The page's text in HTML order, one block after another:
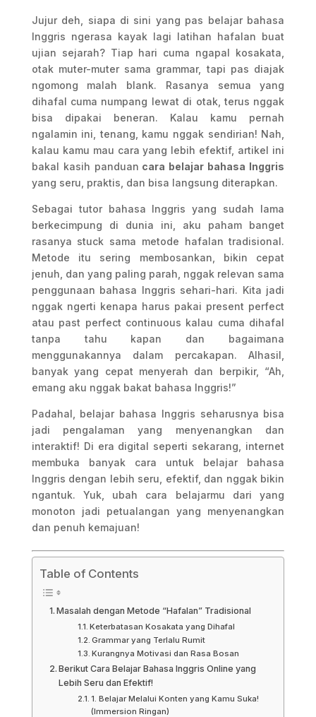
Jujur deh, siapa di sini yang pas belajar bahasa
Inggris ngerasa kayak lagi latihan hafalan buat
ujian sejarah? Tiap hari cuma ngapal kosakata,
otak muter-muter sama grammar, tapi pas diajak
ngomong malah blank. Rasanya semua yang
dihafal cuma numpang lewat di otak, terus nggak
bisa dipakai beneran. Kalau kamu pernah
ngalamin ini, tenang, kamu nggak sendirian! Nah,
kalau kamu mau cara yang lebih efektif, artikel ini
bakal kasih panduan cara belajar bahasa Inggris
yang seru, praktis, dan bisa langsung diterapkan.
Sebagai tutor bahasa Inggris yang sudah lama
berkecimpung di dunia ini, aku paham banget
rasanya stuck sama metode hafalan tradisional.
Metode itu sering membosankan, bikin cepat
jenuh, dan yang paling parah, nggak relevan sama
penggunaan bahasa Inggris sehari-hari. Kita jadi
nggak ngerti kenapa harus pakai present perfect
atau past perfect continuous kalau cuma dihafal
tanpa tahu kapan dan bagaimana
menggunakannya dalam percakapan. Alhasil,
banyak yang cepat menyerah dan berpikir, “Ah,
emang aku nggak bakat bahasa Inggris!”
Padahal, belajar bahasa Inggris seharusnya bisa
jadi pengalaman yang menyenangkan dan
interaktif! Di era digital seperti sekarang, internet
membuka banyak cara untuk belajar bahasa
Inggris dengan lebih seru, efektif, dan nggak bikin
ngantuk. Yuk, ubah cara belajarmu dari yang
monoton jadi petualangan yang menyenangkan
dan penuh kemajuan!
Table of Contents
Masalah dengan Metode “Hafalan” Tradisional
Keterbatasan Kosakata yang Dihafal
Grammar yang Terlalu Rumit
Kurangnya Motivasi dan Rasa Bosan
Berikut Cara Belajar Bahasa Inggris Online yang
Lebih Seru dan Efektif!
1. Belajar Melalui Konten yang Kamu Suka!
(Immersion Ringan)